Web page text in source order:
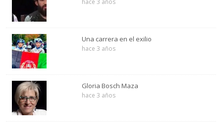
hace 3 años
Una carrera en el exilio
hace 3 años
Gloria Bosch Maza
hace 3 años